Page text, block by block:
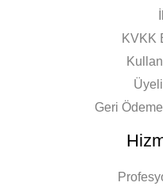
KVKK
Geri